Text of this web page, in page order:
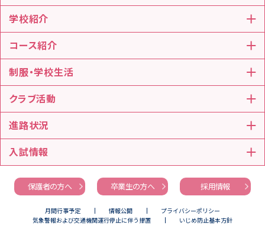
学校紹介
コース紹介
制服・学校生活
クラブ活動
進路状況
入試情報
保護者の方へ 卒業生の方へ 採用情報
月間行事予定 情報公開
プライバシーポリシー
気象警報および交通機関運行停止に伴う措置
いじめ防止基本方針